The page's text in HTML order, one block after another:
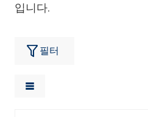
입니다.
필터